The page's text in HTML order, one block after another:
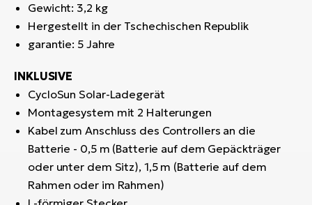
Gewicht: 3,2 kg
Hergestellt in der Tschechischen Republik
garantie: 5 Jahre
INKLUSIVE
CycloSun Solar-Ladegerät
Montagesystem mit 2 Halterungen
Kabel zum Anschluss des Controllers an die
Batterie - 0,5 m (Batterie auf dem Gepäckträger
oder unter dem Sitz), 1,5 m (Batterie auf dem
Rahmen oder im Rahmen)